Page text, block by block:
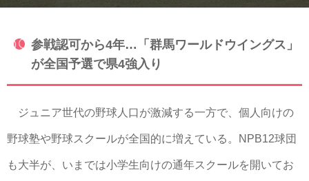
参戦認可から4年…「群馬ワールドウイングス」
が全国予選で県4強入り
ジュニア世代の野球人口が激減する一方で、個人向けの
野球塾や野球スクールが全国的に増えている。NPB12球団
も大半が、いまでは小学生向けの通年スクールを開いてお